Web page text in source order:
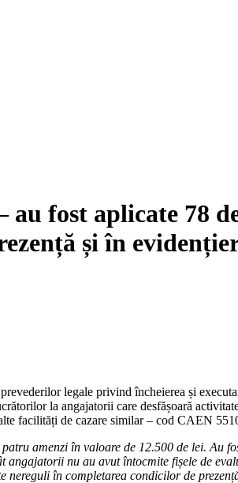
fost aplicate 78
și în
legale privind încheierea și
la angajatorii care desfășoară
facilități de cazare similar – cod CAEN
amenzi în valoare de 12.500 de lei. Au
nu au avut întocmite fișele de
în completarea condicilor de